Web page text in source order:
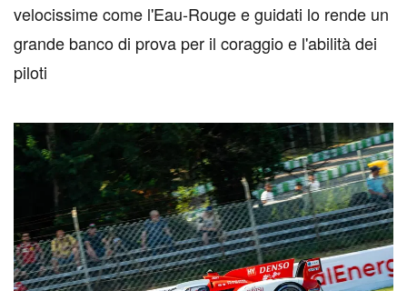
velocissime come l'Eau-Rouge e guidati lo rende un
grande banco di prova per il coraggio e l'abilità dei
piloti